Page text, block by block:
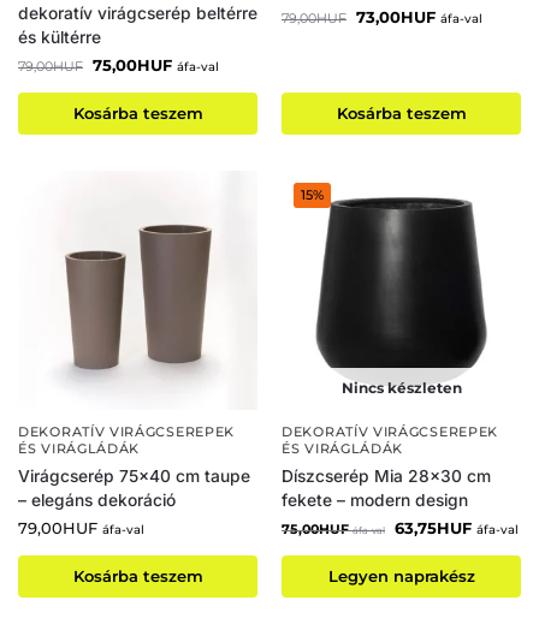
dekoratív virágcserép beltérre
és kültérre
79,00HUF 75,00HUF áfa-val
Kosárba teszem
79,00HUF 73,00HUF áfa-val
Kosárba teszem
DEKORATÍV VIRÁGCSEREPEK
ÉS VIRÁGLÁDÁK
Virágcserép 75×40 cm taupe
– elegáns dekoráció
79,00HUF áfa-val
Kosárba teszem
15%
Nincs készleten
DEKORATÍV VIRÁGCSEREPEK
ÉS VIRÁGLÁDÁK
Díszcserép Mia 28×30 cm
fekete – modern design
75,00HUF áfa-val 63,75HUF áfa-val
Legyen naprakész